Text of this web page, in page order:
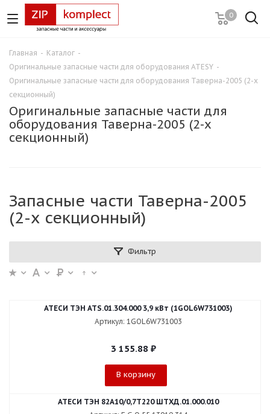
0
Главная - Каталог -
Оригинальные запасные части для оборудования ATESY -
Оригинальные запасные части для оборудования Таверна-2005 (2-х
секционный)
Оригинальные запасные части для
оборудования Таверна-2005 (2-х
секционный)
Запасные части Таверна-2005
(2-х секционный)
Фильтр
АТЕСИ ТЭН АТS.01.304.000 3,9 кВт (1GOL6W731003)
Артикул: 1GOL6W731003
3 155.88 ₽
В корзину
АТЕСИ ТЭН 82А10/0,7Т220 ШТХД.01.000.010